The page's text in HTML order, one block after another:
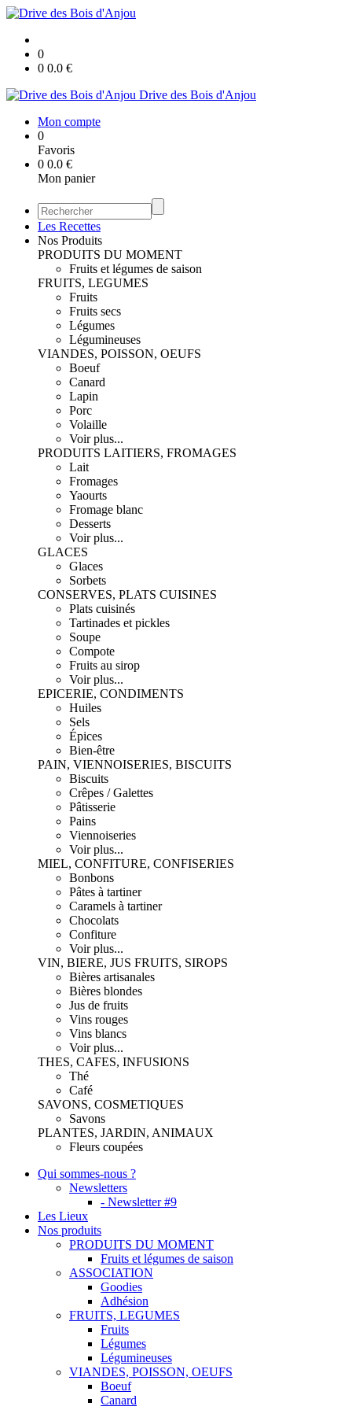
0
0 0.0 €
Drive des Bois d'Anjou
Mon compte
0
Favoris
0 0.0 €
Mon panier
Les Recettes
Nos Produits
PRODUITS DU MOMENT
Fruits et légumes de saison
FRUITS, LEGUMES
Fruits
Fruits secs
Légumes
Légumineuses
VIANDES, POISSON, OEUFS
Boeuf
Canard
Lapin
Porc
Volaille
Voir plus...
PRODUITS LAITIERS, FROMAGES
Lait
Fromages
Yaourts
Fromage blanc
Desserts
Voir plus...
GLACES
Glaces
Sorbets
CONSERVES, PLATS CUISINES
Plats cuisinés
Tartinades et pickles
Soupe
Compote
Fruits au sirop
Voir plus...
EPICERIE, CONDIMENTS
Huiles
Sels
Épices
Bien-être
PAIN, VIENNOISERIES, BISCUITS
Biscuits
Crêpes / Galettes
Pâtisserie
Pains
Viennoiseries
Voir plus...
MIEL, CONFITURE, CONFISERIES
Bonbons
Pâtes à tartiner
Caramels à tartiner
Chocolats
Confiture
Voir plus...
VIN, BIERE, JUS FRUITS, SIROPS
Bières artisanales
Bières blondes
Jus de fruits
Vins rouges
Vins blancs
Voir plus...
THES, CAFES, INFUSIONS
Thé
Café
SAVONS, COSMETIQUES
Savons
PLANTES, JARDIN, ANIMAUX
Fleurs coupées
Qui sommes-nous ?
Newsletters
- Newsletter #9
Les Lieux
Nos produits
PRODUITS DU MOMENT
Fruits et légumes de saison
ASSOCIATION
Goodies
Adhésion
FRUITS, LEGUMES
Fruits
Légumes
Légumineuses
VIANDES, POISSON, OEUFS
Boeuf
Canard